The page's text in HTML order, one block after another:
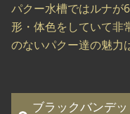
パクー水槽ではルナが
形・体色をしていて非
のないパクー達の魅力
ブラックバンデ